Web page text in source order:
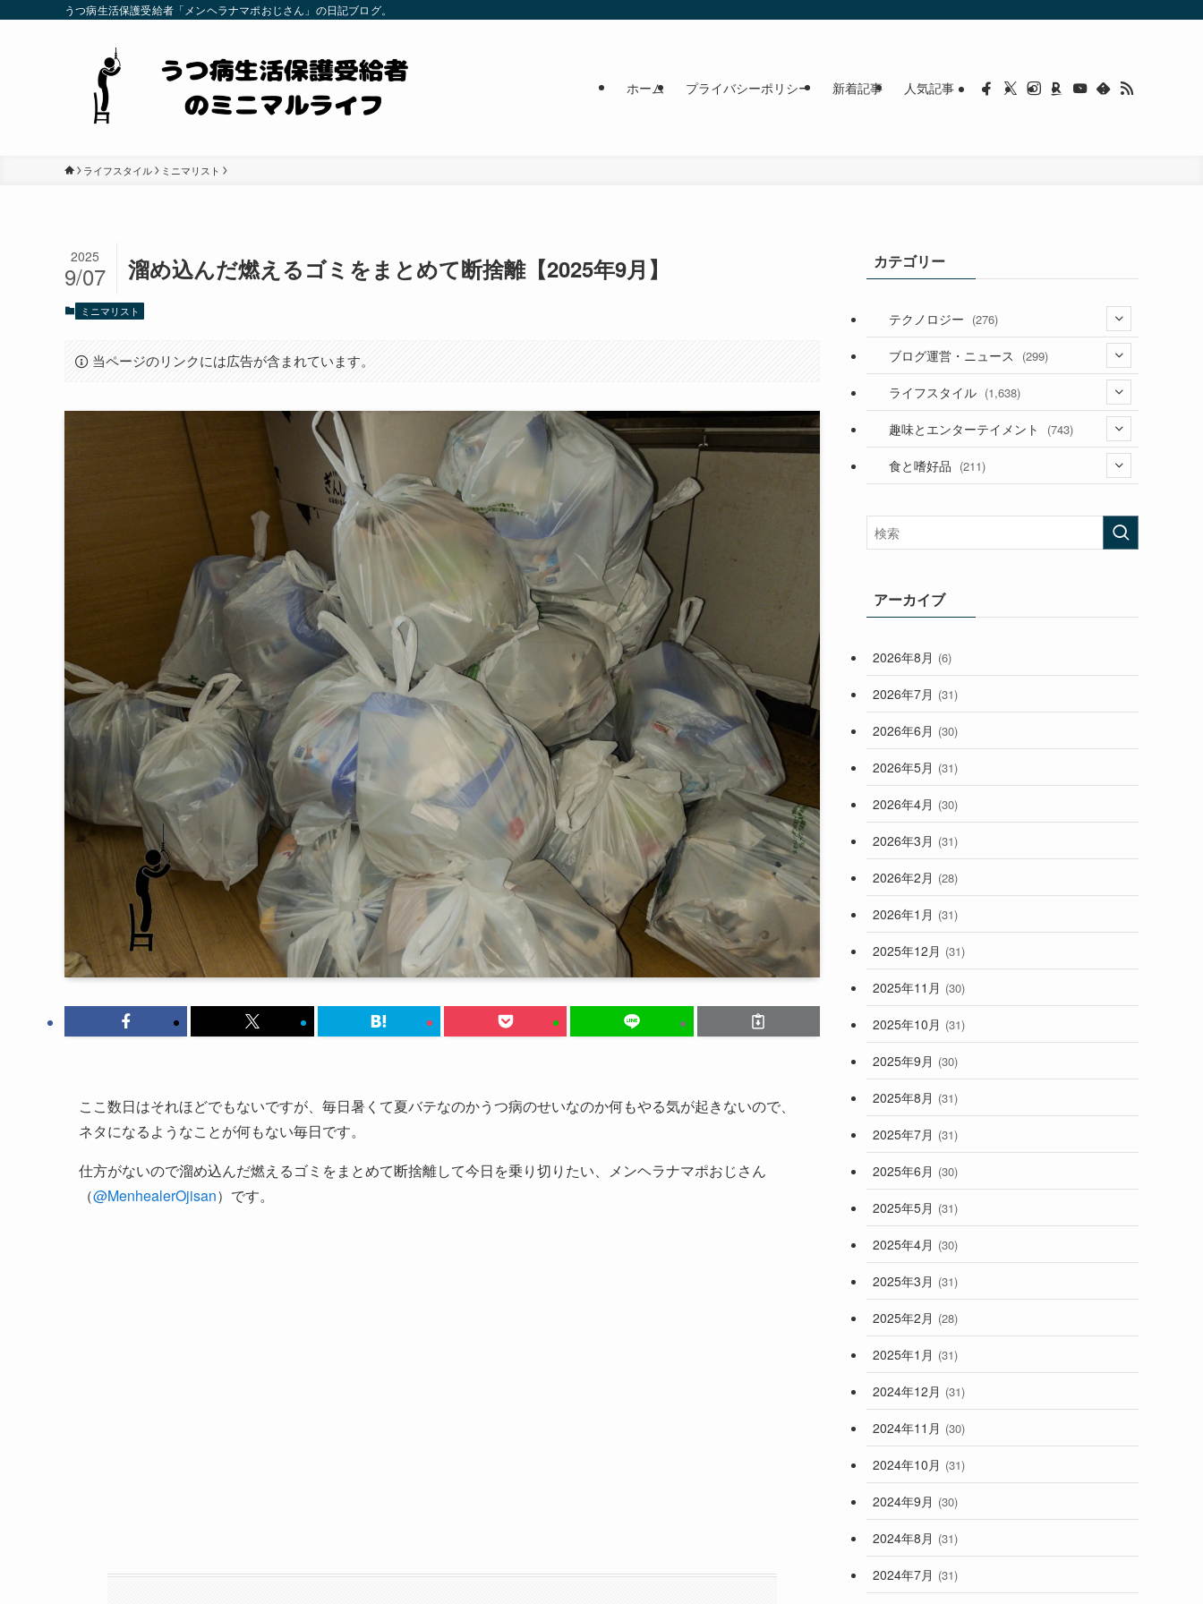
うつ病生活保護受給者「メンヘラナマポおじさん」の日記ブログ。
ホーム プライバシーポリシー 新着記事 人気記事
ライフスタイル ミニマリスト
溜め込んだ燃えるゴミをまとめて断捨離【2025年9月】
2025
9/07
ミニマリスト
当ページのリンクには広告が含まれています。
ここ数日はそれほどでもないですが、毎日暑くて夏バテなのかうつ病のせいなのか何もやる気が起きないので、
ネタになるようなことが何もない毎日です。
仕方がないので溜め込んだ燃えるゴミをまとめて断捨離して今日を乗り切りたい、メンヘラナマポおじさん
（@MenhealerOjisan）です。
カテゴリー
テクノロジー (276)
(36)
(187)
(53)
ブログ運営・ニュース (299)
(118)
(181)
ライフスタイル (1,638)
(394)
(282)
(33)
(248)
趣味とエンターテイメント (743)
(56)
(473)
食と嗜好品 (211)
アーカイブ
2026年8月 (6)
2026年7月 (31)
2026年6月 (30)
2026年5月 (31)
2026年4月 (30)
2026年3月 (31)
2026年2月 (28)
2026年1月 (31)
2025年12月 (31)
2025年11月 (30)
2025年10月 (31)
2025年9月 (30)
2025年8月 (31)
2025年7月 (31)
2025年6月 (30)
2025年5月 (31)
2025年4月 (30)
2025年3月 (31)
2025年2月 (28)
2025年1月 (31)
2024年12月 (31)
2024年11月 (30)
2024年10月 (31)
2024年9月 (30)
2024年8月 (31)
2024年7月 (31)